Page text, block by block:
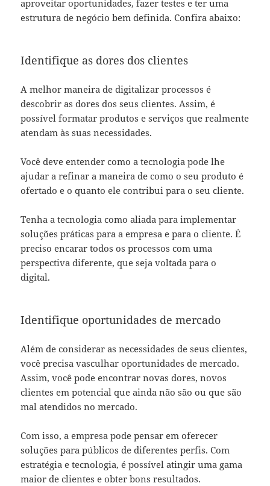
aproveitar oportunidades, fazer testes e ter uma
estrutura de negócio bem definida. Confira abaixo:
Identifique as dores dos clientes
A melhor maneira de digitalizar processos é
descobrir as dores dos seus clientes. Assim, é
possível formatar produtos e serviços que realmente
atendam às suas necessidades.
Você deve entender como a tecnologia pode lhe
ajudar a refinar a maneira de como o seu produto é
ofertado e o quanto ele contribui para o seu cliente.
Tenha a tecnologia como aliada para implementar
soluções práticas para a empresa e para o cliente. É
preciso encarar todos os processos com uma
perspectiva diferente, que seja voltada para o
digital.
Identifique oportunidades de mercado
Além de considerar as necessidades de seus clientes,
você precisa vasculhar oportunidades de mercado.
Assim, você pode encontrar novas dores, novos
clientes em potencial que ainda não são ou que são
mal atendidos no mercado.
Com isso, a empresa pode pensar em oferecer
soluções para públicos de diferentes perfis. Com
estratégia e tecnologia, é possível atingir uma gama
maior de clientes e obter bons resultados.